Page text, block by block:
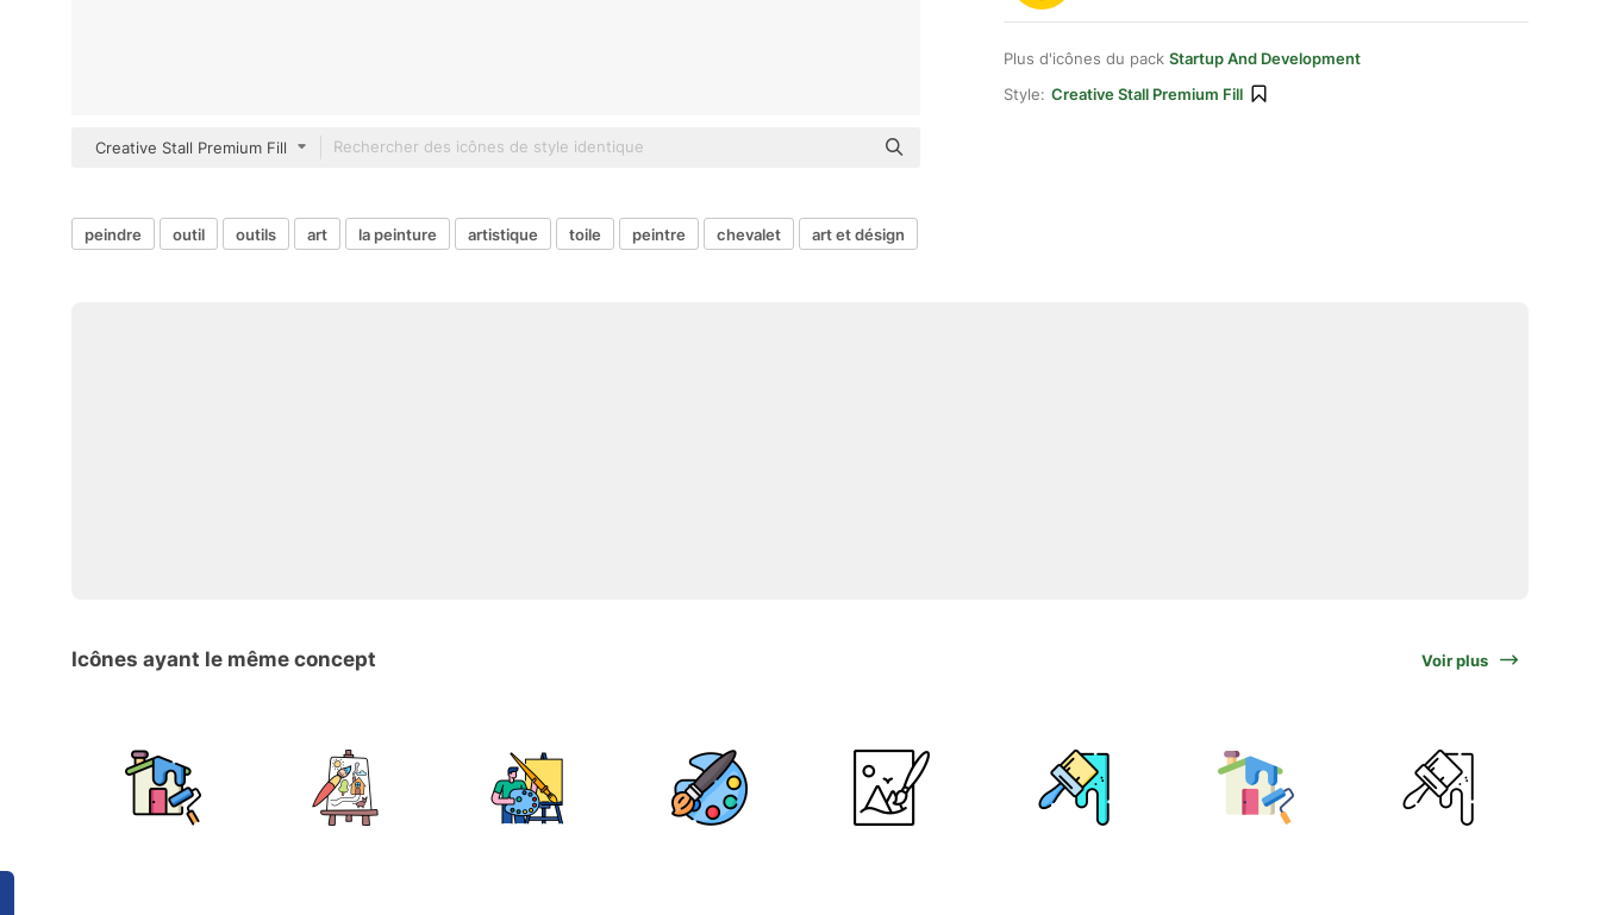
Creative Stall Premium Fill
Plus d'icônes du pack Startup And Development
Style: Creative Stall Premium Fill
peindre outil outils art la peinture artistique toile peintre chevalet art et désign
Icônes ayant le même concept Voir plus